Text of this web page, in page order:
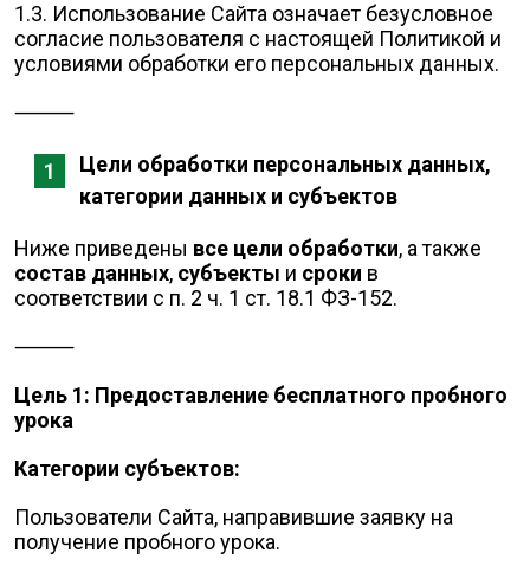
1.3. Использование Сайта означает безусловное
согласие пользователя с настоящей Политикой и
условиями обработки его персональных данных.
⸻
Цели обработки персональных данных,
категории данных и субъектов
Ниже приведены все цели обработки, а также
состав данных, субъекты и сроки в
соответствии с п. 2 ч. 1 ст. 18.1 ФЗ-152.
⸻
Цель 1: Предоставление бесплатного пробного
урока
Категории субъектов:
Пользователи Сайта, направившие заявку на
получение пробного урока.